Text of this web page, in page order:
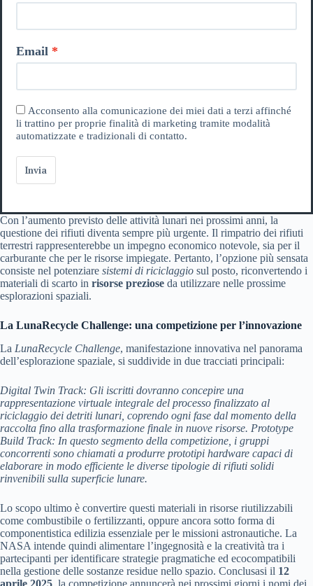
Email
Acconsento alla comunicazione dei miei dati a terzi affinché
li trattino per proprie finalità di marketing tramite modalità
automatizzate e tradizionali di contatto.
Invia
Con l’aumento previsto delle attività lunari nei prossimi anni, la
questione dei rifiuti diventa sempre più urgente. Il rimpatrio dei rifiuti
terrestri rappresenterebbe un impegno economico notevole, sia per il
carburante che per le risorse impiegate. Pertanto, l’opzione più sensata
consiste nel potenziare sistemi di riciclaggio sul posto, riconvertendo i
materiali di scarto in risorse preziose da utilizzare nelle prossime
esplorazioni spaziali.
La LunaRecycle Challenge: una competizione per l’innovazione
La LunaRecycle Challenge, manifestazione innovativa nel panorama
dell’esplorazione spaziale, si suddivide in due tracciati principali:
Digital Twin Track: Gli iscritti dovranno concepire una
rappresentazione virtuale integrale del processo finalizzato al
riciclaggio dei detriti lunari, coprendo ogni fase dal momento della
raccolta fino alla trasformazione finale in nuove risorse. Prototype
Build Track: In questo segmento della competizione, i gruppi
concorrenti sono chiamati a produrre prototipi hardware capaci di
elaborare in modo efficiente le diverse tipologie di rifiuti solidi
rinvenibili sulla superficie lunare.
Lo scopo ultimo è convertire questi materiali in risorse riutilizzabili
come combustibile o fertilizzanti, oppure ancora sotto forma di
componentistica edilizia essenziale per le missioni astronautiche. La
NASA intende quindi alimentare l’ingegnosità e la creatività tra i
partecipanti per identificare strategie pragmatiche ed ecocompatibili
nella gestione delle sostanze residue nello spazio. Conclusasi il 12
aprile 2025 , la competizione annuncerà nei prossimi giorni i nomi dei